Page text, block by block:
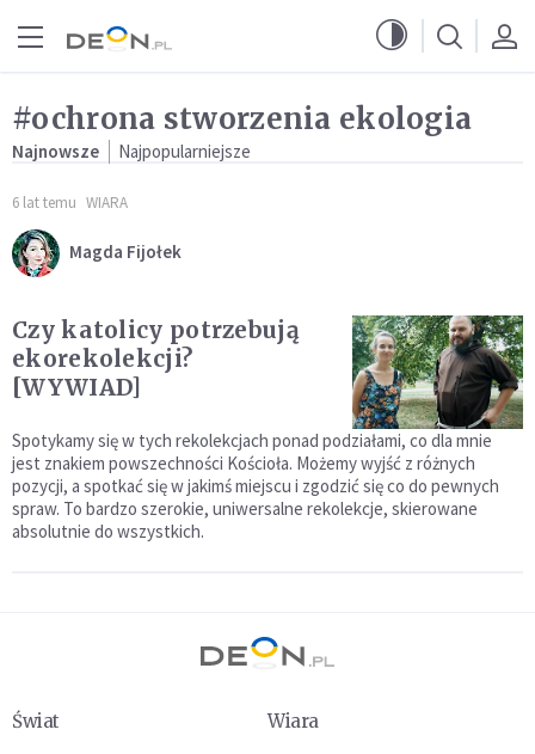
#ochrona stworzenia ekologia
Najnowsze Najpopularniejsze
6 lat temu WIARA
Magda Fijołek
Czy katolicy potrzebują
ekorekolekcji?
[WYWIAD]
Spotykamy się w tych rekolekcjach ponad podziałami, co dla mnie
jest znakiem powszechności Kościoła. Możemy wyjść z różnych
pozycji, a spotkać się w jakimś miejscu i zgodzić się co do pewnych
spraw. To bardzo szerokie, uniwersalne rekolekcje, skierowane
absolutnie do wszystkich.
Świat
Wiara